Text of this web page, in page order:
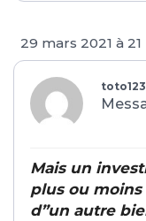
29 mars 2021 à
Mais un
plus ou moins
d”un autre